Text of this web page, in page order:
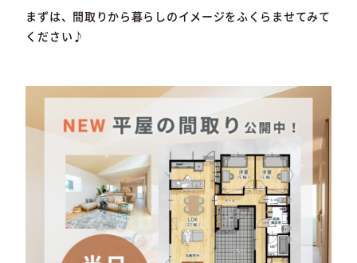
まずは、間取りから暮らしのイメージをふくらませてみて
ください♪